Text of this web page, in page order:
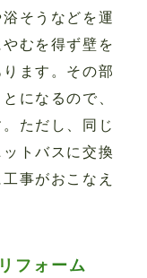
そうなどを運
むを得ず壁を
ます。その部
になるので、
ただし、同じ
トバスに交換
事がおこなえ
フォーム